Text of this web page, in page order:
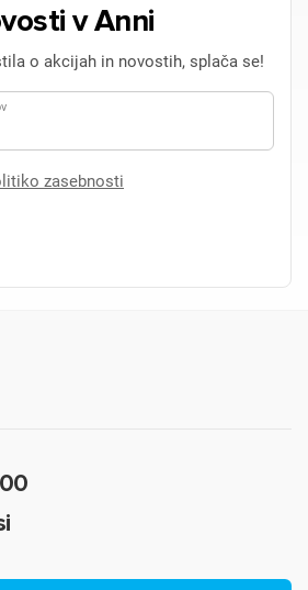
v Anni
o akcijah in novostih, splača se!
zasebnosti